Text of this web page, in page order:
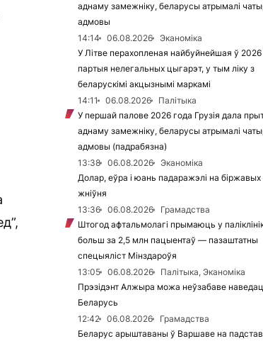
аднаму замежніку, беларусы атрымалі
адмовы
14:14
06.08.2026
Эканоміка
У Літве перахопленая найбуйнейшая ў 2026
партыя нелегальных цыгарэт, у тым ліку з
беларускімі акцызнымі маркамі
14:11
06.08.2026
Палітыка
У першай палове 2026 года Грузія дала
аднаму замежніку, беларусы атрымалі
адмовы (падрабязна)
13:38
06.08.2026
Эканоміка
Долар, еўра і юань падаражэлі на біржавых
жніўня
13:36
06.08.2026
Грамадства
Штогод афтальмолагі прымаюць у
больш за 2,5 млн пацыентаў — пазаштатны
спецыяліст Мінздароўя
13:05
06.08.2026
Палітыка, Эканоміка
Прэзідэнт Алжыра можа неўзабаве
Беларусь
12:42
06.08.2026
Грамадства
Беларус арыштаваны ў Варшаве на